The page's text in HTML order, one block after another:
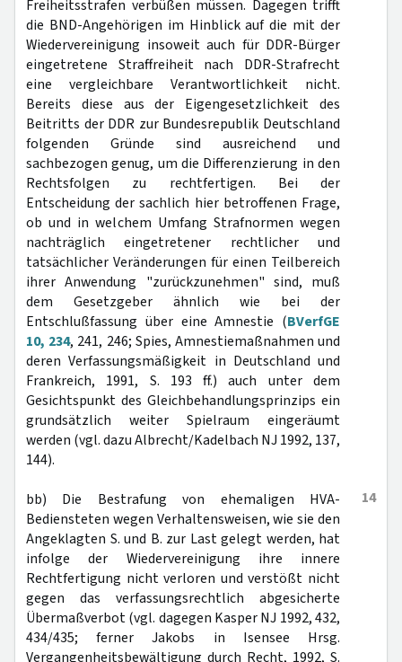
Freiheitsstrafen verbüßen müssen. Dagegen trifft
die BND-Angehörigen im Hinblick auf die mit der
Wiedervereinigung insoweit auch für DDR-Bürger
eingetretene Straffreiheit nach DDR-Strafrecht
eine vergleichbare Verantwortlichkeit nicht.
Bereits diese aus der Eigengesetzlichkeit des
Beitritts der DDR zur Bundesrepublik Deutschland
folgenden Gründe sind ausreichend und
sachbezogen genug, um die Differenzierung in den
Rechtsfolgen zu rechtfertigen. Bei der
Entscheidung der sachlich hier betroffenen Frage,
ob und in welchem Umfang Strafnormen wegen
nachträglich eingetretener rechtlicher und
tatsächlicher Veränderungen für einen Teilbereich
ihrer Anwendung "zurückzunehmen" sind, muß
dem Gesetzgeber ähnlich wie bei der
Entschlußfassung über eine Amnestie (BVerfGE
10, 234, 241, 246; Spies, Amnestiemaßnahmen und
deren Verfassungsmäßigkeit in Deutschland und
Frankreich, 1991, S. 193 ff.) auch unter dem
Gesichtspunkt des Gleichbehandlungsprinzips ein
grundsätzlich weiter Spielraum eingeräumt
werden (vgl. dazu Albrecht/Kadelbach NJ 1992, 137,
144).
14
bb) Die Bestrafung von ehemaligen HVA-
Bediensteten wegen Verhaltensweisen, wie sie den
Angeklagten S. und B. zur Last gelegt werden, hat
infolge der Wiedervereinigung ihre innere
Rechtfertigung nicht verloren und verstößt nicht
gegen das verfassungsrechtlich abgesicherte
Übermaßverbot (vgl. dagegen Kasper NJ 1992, 432,
434/435; ferner Jakobs in Isensee Hrsg.
Vergangenheitsbewältigung durch Recht, 1992, S.